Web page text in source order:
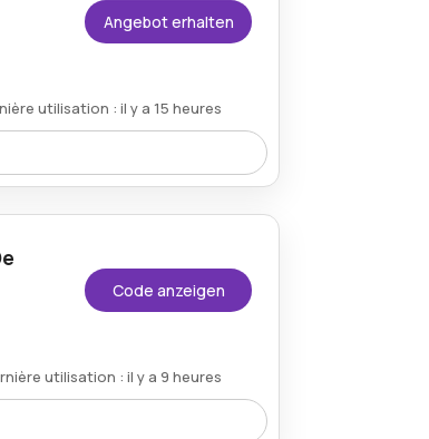
Angebot erhalten
utilisation : il y a 15 heures
und höhenverstellbare
Gutscheinen nutzen.
Code anzeigen
utilisation : il y a 9 heures